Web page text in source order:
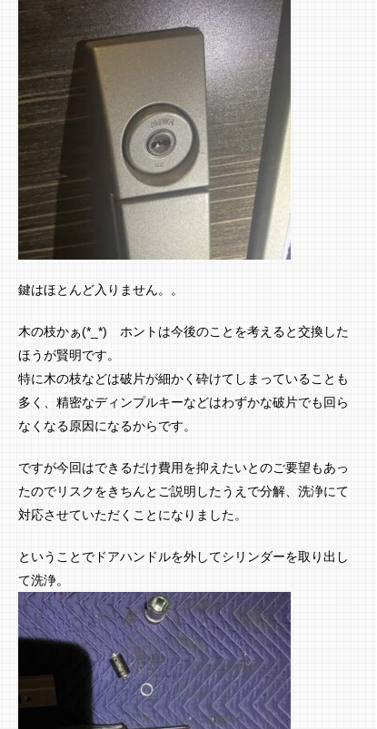
鍵はほとんど入りません。。
木の枝かぁ(*_*) ホントは今後のことを考えると交換した
ほうが賢明です。
特に木の枝などは破片が細かく砕けてしまっていることも
多く、精密なディンプルキーなどはわずかな破片でも回ら
なくなる原因になるからです。
ですが今回はできるだけ費用を抑えたいとのご要望もあっ
たのでリスクをきちんとご説明したうえで分解、洗浄にて
対応させていただくことになりました。
ということでドアハンドルを外してシリンダーを取り出し
て洗浄。